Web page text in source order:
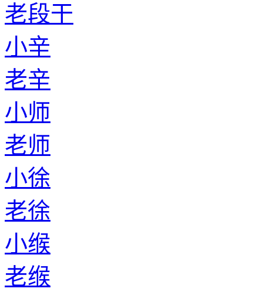
老段干
小辛
老辛
小师
老师
小徐
老徐
小缑
老缑